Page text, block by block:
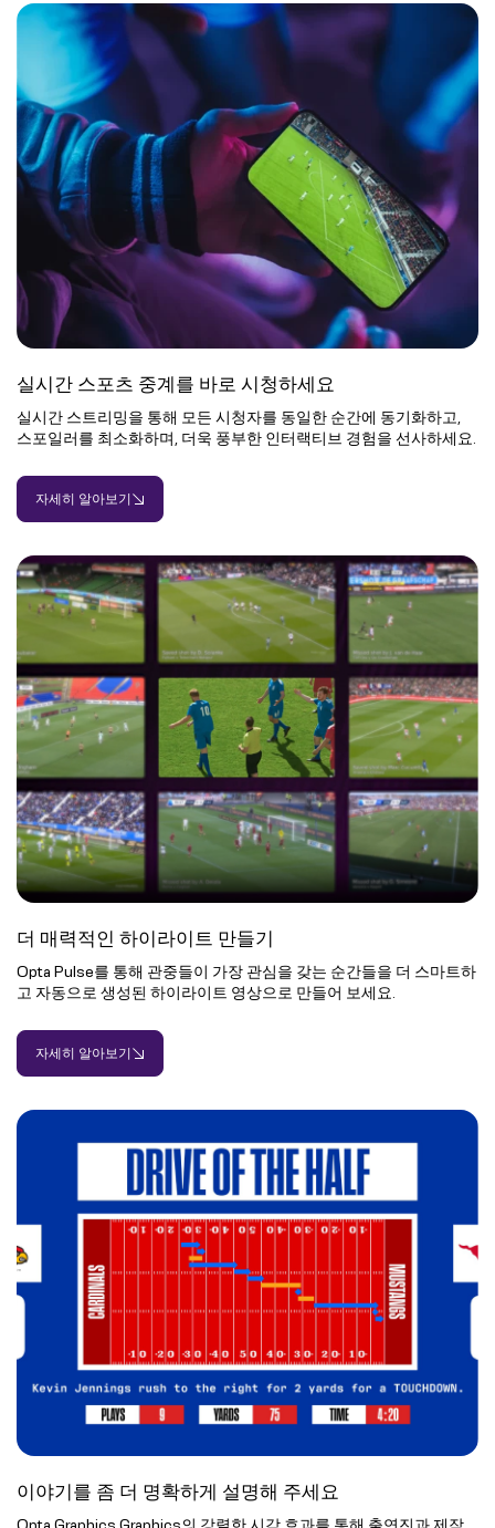
실시간 스포츠 중계를 바로 시청하세요
실시간 스트리밍을 통해 모든 시청자를 동일한 순간에 동기화하고,
스포일러를 최소화하며, 더욱 풍부한 인터랙티브 경험을 선사하세요.
자세히 알아보기
더 매력적인 하이라이트 만들기
Opta Pulse를 통해 관중들이 가장 관심을 갖는 순간들을 더 스마트하
고 자동으로 생성된 하이라이트 영상으로 만들어 보세요.
자세히 알아보기
이야기를 좀 더 명확하게 설명해 주세요